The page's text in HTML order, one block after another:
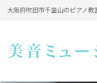
大阪府吹田市千里山のピアノ教